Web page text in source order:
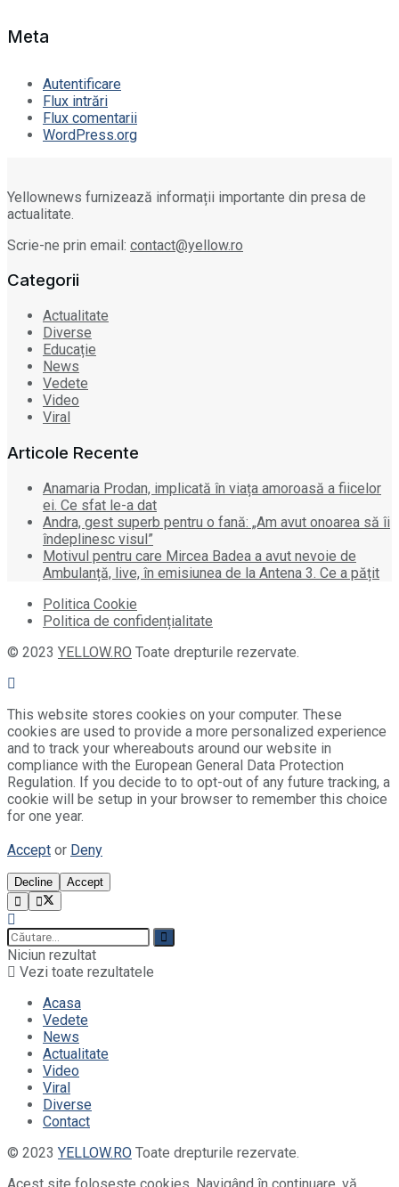
Meta
Autentificare
Flux intrări
Flux comentarii
WordPress.org
Yellownews furnizează informații importante din presa de
actualitate.
Scrie-ne prin email: contact@yellow.ro
Categorii
Actualitate
Diverse
Educație
News
Vedete
Video
Viral
Articole Recente
Anamaria Prodan, implicată în viața amoroasă a fiicelor
ei. Ce sfat le-a dat
Andra, gest superb pentru o fană: „Am avut onoarea să îi
îndeplinesc visul”
Motivul pentru care Mircea Badea a avut nevoie de
Ambulanță, live, în emisiunea de la Antena 3. Ce a pățit
Politica Cookie
Politica de confidențialitate
© 2023 YELLOW.RO Toate drepturile rezervate.
This website stores cookies on your computer. These
cookies are used to provide a more personalized experience
and to track your whereabouts around our website in
compliance with the European General Data Protection
Regulation. If you decide to to opt-out of any future tracking, a
cookie will be setup in your browser to remember this choice
for one year.
Accept or Deny
Decline Accept
Niciun rezultat
Vezi toate rezultatele
Acasa
Vedete
News
Actualitate
Video
Viral
Diverse
Contact
© 2023 YELLOW.RO Toate drepturile rezervate.